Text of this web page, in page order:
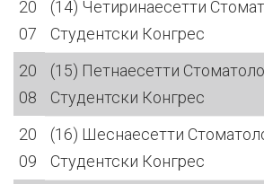
20
07
(14) Четиринаесетти
Студентски Конгрес
20
08
(15) Петнаесетти
Студентски Конгрес
20
09
(16) Шеснаесетти
Студентски Конгрес